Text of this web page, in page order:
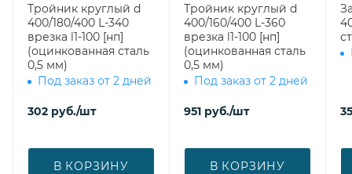
Тройник круглый d
400/180/400 L-340
врезка l1-100 [нп]
(оцинкованная сталь
0,5 мм)
Под заказ от 2 дней
302 руб./шт
В КОРЗИНУ
Тройник круглый d
400/160/400 L-360
врезка l1-100 [нп]
(оцинкованная сталь
0,5 мм)
Под заказ от 2 дней
951 руб./шт
В КОРЗИНУ
400